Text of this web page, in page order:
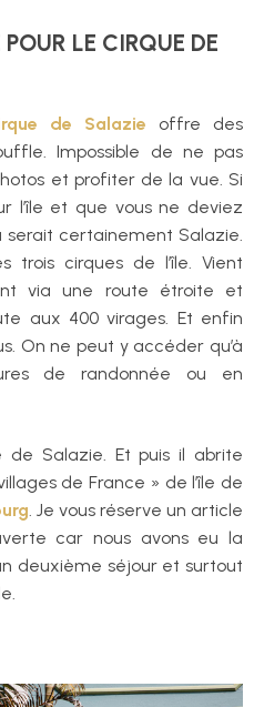
LE CIRQUE DE
de Salazie offre des
Impossible de ne pas
et profiter de la vue. Si
l’île et que vous ne deviez
serait certainement Salazie.
trois cirques de l’île. Vient
via une route étroite et
aux 400 virages. Et enfin
On ne peut y accéder qu’à
de randonnée ou en
de Salazie. Et puis il abrite
de France » de l’île de
. Je vous réserve un article
car nous avons eu la
deuxième séjour et surtout